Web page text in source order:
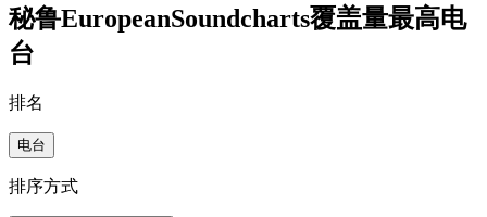
秘鲁EuropeanSoundcharts覆盖量最高电
台
排名
电台
排序方式